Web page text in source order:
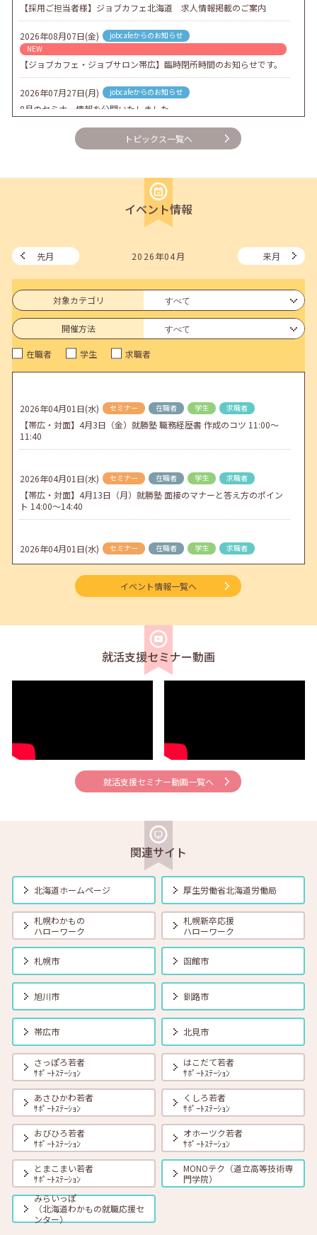
【採用ご担当者様】ジョブカフェ北海道 求人情報掲載のご案内
2026年08月07日(金)
jobcafeからのお知らせ
NEW
【ジョブカフェ・ジョブサロン帯広】臨時閉所時間のお知らせです。
2026年07月27日(月) jobcafeからのお知らせ
8月のセミナー情報を公開いたしました。
2026年07月01日(水) 企業向け
企業様向けセミナー「現場を巻き込む！人事のための『越境人材育
jobcafeからのお知らせ
7月のセミナー情報を公開いたしました。
メールカウンセリング、就職決定報告フォーム復旧いたしました。
2026年05月25日(月) jobcafeからのお知らせ
6月のセミナー情報を公開いたしました。
2026年05月01日(金) jobcafeからのお知らせ
連休前後（ゴールデンウィーク）のメールキャリア・アドバイス対応
についてのお知らせ
2026年04月02日(木) jobcafeからのお知らせ
ゴールデンウィーク期間中のご利用について
トピックス一覧へ
イベント情報
先月 2026年04月 来月
対象カテゴリ
開催方法
在職者 学生 求職者
2026年04月01日(水) セミナー 在職者 学生 求職者
【帯広・対面】4月3日（金）就勝塾 職務経歴書 作成のコツ 11:00～
11:40
2026年04月01日(水) セミナー 在職者 学生 求職者
【帯広・対面】4月13日（月）就勝塾 面接のマナーと答え方のポイン
ト 14:00～14:40
2026年04月01日(水) セミナー 在職者 学生 求職者
【オンライン】4月16日（木）ビジネスコミュニケーション 報・連・
相 14:00～14:30
【オンライン】4月21日（火）新しいしごと覚えのコツ 14:00～14:30
在職者
2026年04月01日(水) 在職者
【オンライン】4月23日（木）就職活動のススメ方 14:00～14:30
【釧路・対面】4月24日（金）就勝塾 応募書類の書き方 13:30～14:30
在職者
【函館・対面】4月27日（月）就勝塾 自己分析・自分を振り返ってみ
よう！ 13:30～14:30
イベント情報一覧へ
就活支援セミナー動画
就活支援セミナー動画一覧へ
関連サイト
北海道ホームページ 厚生労働省北海道労働局
札幌わかもの
ハローワーク
札幌新卒応援
ハローワーク
札幌市 函館市
旭川市 釧路市
帯広市 北見市
さっぽろ若者
ｻﾎﾟｰﾄｽﾃｰｼｮﾝ
はこだて若者
ｻﾎﾟｰﾄｽﾃｰｼｮﾝ
あさひかわ若者
ｻﾎﾟｰﾄｽﾃｰｼｮﾝ
くしろ若者
ｻﾎﾟｰﾄｽﾃｰｼｮﾝ
おびひろ若者
ｻﾎﾟｰﾄｽﾃｰｼｮﾝ
オホーツク若者
ｻﾎﾟｰﾄｽﾃｰｼｮﾝ
とまこまい若者
ｻﾎﾟｰﾄｽﾃｰｼｮﾝ
MONOテク（道立高等技術専
門学院）
みらいっぽ
（北海道わかもの就職応援セ
ンター）